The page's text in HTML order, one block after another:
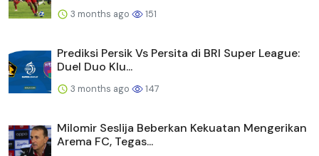
3 months ago 151
Prediksi Persik Vs Persita di BRI Super League:
Duel Duo Klu...
3 months ago 147
Milomir Seslija Beberkan Kekuatan Mengerikan
Arema FC, Tegas...